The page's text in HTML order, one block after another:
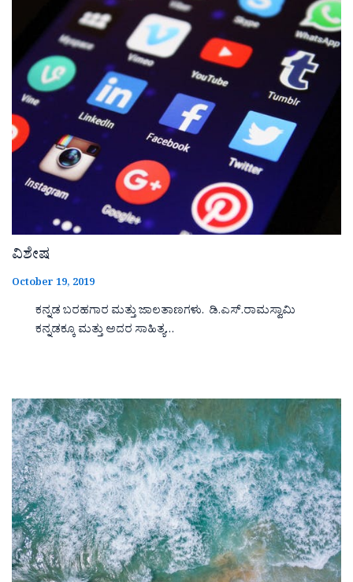
ವಿಶೇಷ
October 19, 2019
ಕನ್ನಡ ಬರಹಗಾರ ಮತ್ತು ಜಾಲತಾಣಗಳು. ಡಿ.ಎಸ್.ರಾಮಸ್ವಾಮಿ
ಕನ್ನಡಕ್ಕೂ ಮತ್ತು ಅದರ ಸಾಹಿತ್ಯ…